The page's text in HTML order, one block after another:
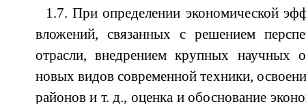
1.7. При определении экономической
вложений, связанных с решением
отрасли, внедрением крупных научных
новых видов современной техники,
районов и т. д., оценка и обоснование